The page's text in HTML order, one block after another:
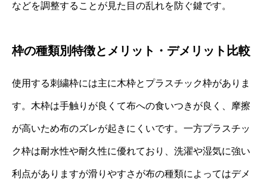
などを調整することが見た目の乱れを防ぐ鍵です。
枠の種類別特徴とメリット・デメリット比較
使用する刺繍枠には主に木枠とプラスチック枠がありま
す。木枠は手触りが良くて布への食いつきが良く、摩擦
が高いため布のズレが起きにくいです。一方プラスチッ
ク枠は耐水性や耐久性に優れており、洗濯や湿気に強い
利点がありますが滑りやすさが布の種類によってはデメ